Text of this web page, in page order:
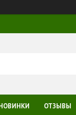
ОТЗЫВЫ